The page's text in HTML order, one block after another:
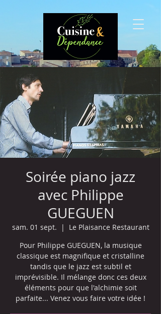
Soirée piano jazz
avec Philippe
GUEGUEN
sam. 01 sept.
  |
Le Plaisance Restaurant
Pour Philippe GUEGUEN, la musique
classique est magnifique et cristalline
tandis que le jazz est subtil et
imprévisible. Il mélange donc ces deux
éléments pour que l'alchimie soit
parfaite... Venez vous faire votre idée !